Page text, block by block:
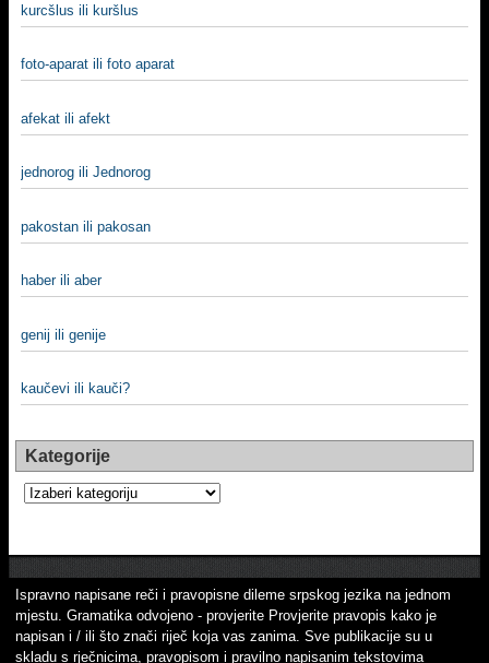
kurcšlus ili kuršlus
foto-aparat ili foto aparat
afekat ili afekt
jednorog ili Jednorog
pakostan ili pakosan
haber ili aber
genij ili genije
kaučevi ili kauči?
Kategorije
Kategorije
Ispravno napisane reči i pravopisne dileme srpskog jezika na jednom
mjestu. Gramatika odvojeno - provjerite Provjerite pravopis kako je
napisan i / ili što znači riječ koja vas zanima. Sve publikacije su u
skladu s rječnicima, pravopisom i pravilno napisanim tekstovima